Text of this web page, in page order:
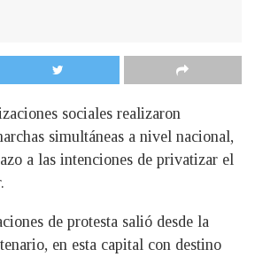
sociales realizaron
simultáneas a nivel nacional,
a las intenciones de privatizar el
de protesta salió desde la
en esta capital con destino